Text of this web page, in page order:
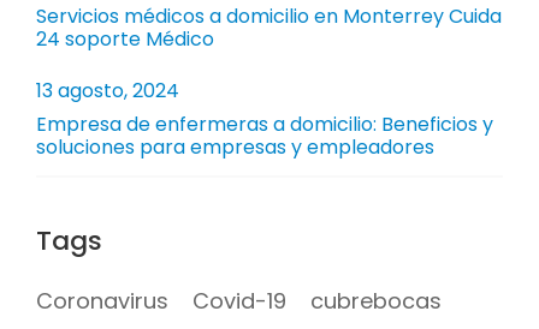
Servicios médicos a domicilio en Monterrey Cuida
24 soporte Médico
Empresa de enfermeras a domicilio: Beneficios y
soluciones para empresas y empleadores
13 agosto, 2024
Tags
Coronavirus Covid-19
cubrebocas